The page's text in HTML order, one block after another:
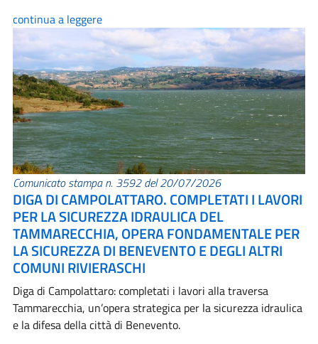
continua a leggere
Comunicato stampa n. 3592 del 20/07/2026
DIGA DI CAMPOLATTARO. COMPLETATI I LAVORI
PER LA SICUREZZA IDRAULICA DEL
TAMMARECCHIA, OPERA FONDAMENTALE PER
LA SICUREZZA DI BENEVENTO E DEGLI ALTRI
COMUNI RIVIERASCHI
Diga di Campolattaro: completati i lavori alla traversa
Tammarecchia, un’opera strategica per la sicurezza idraulica
e la difesa della città di Benevento.